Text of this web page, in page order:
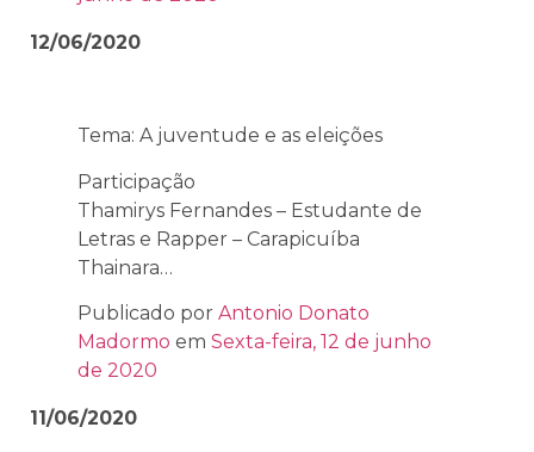
12/06/2020
Tema: A juventude e as eleições
Participação
Thamirys Fernandes – Estudante de
Letras e Rapper – Carapicuíba
Thainara…
Publicado por Antonio Donato
Madormo em Sexta-feira, 12 de junho
de 2020
11/06/2020